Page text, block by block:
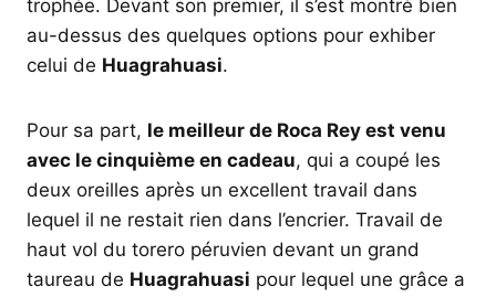
trophée. Devant son premier, il s’est montré bien
au-dessus des quelques options pour exhiber
celui de Huagrahuasi.
Pour sa part, le meilleur de Roca Rey est venu
avec le cinquième en cadeau, qui a coupé les
deux oreilles après un excellent travail dans
lequel il ne restait rien dans l’encrier. Travail de
haut vol du torero péruvien devant un grand
taureau de Huagrahuasi pour lequel une grâce a